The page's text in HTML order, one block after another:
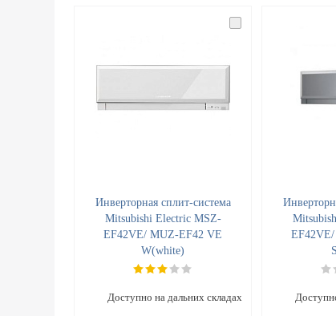
Инверторная сплит-система
Mitsubishi Electric MSZ-
EF42VE/ MUZ-EF42 VE
W(white)
Доступно на дальних складах